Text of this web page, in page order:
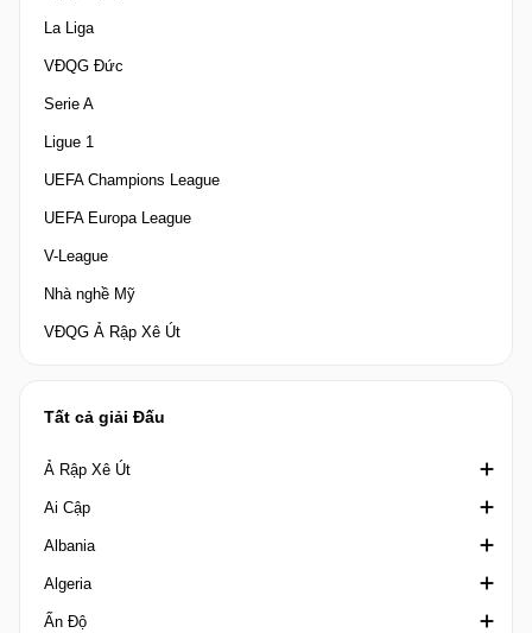
La Liga
VĐQG Đức
Serie A
Ligue 1
UEFA Champions League
UEFA Europa League
V-League
Nhà nghề Mỹ
VĐQG Ả Rập Xê Út
Tất cả giải Đấu
Ả Rập Xê Út
Crown Prince Cup Saudi Arabia
Division 1 Saudi Arabia
King's Cup Saudi Arabia
VĐQG Ả Rập Xê Út
Ai Cập
Cúp quốc gia Ai Cập
Cúp Liên đoàn Ai Cập
Ngoại hạng Ai Cập
Albania
1st Division Albania
2nd Division
Algeria
Coupe de la Ligue Algeria
Ấn Độ